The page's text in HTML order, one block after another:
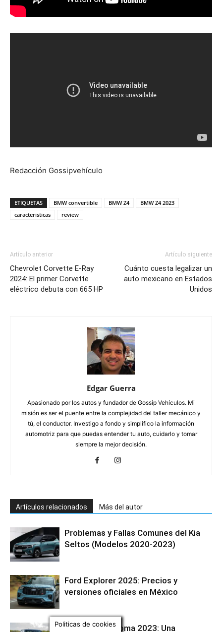
Redacción Gossipvehículo
ETIQUETAS BMW convertible BMW Z4
BMW Z4 2023
caracteristicas
review
Artículo anterior
Chevrolet Corvette E-Ray
2024: El primer Corvette
eléctrico debuta con 665 HP
Artículo siguiente
Cuánto cuesta legalizar un
auto mexicano en Estados
Unidos
Edgar Guerra
Apasionado por los autos y fundador de Gossip Vehículos. Mi
misión es ser el puente entre la complejidad del taller mecánico y
tú, el conductor. Investigo a fondo y simplifico la información
automotriz para que puedas entender tu auto, cuidarlo y tomar
siempre la mejor decisión.
Artículos relacionados Más del autor
Problemas y Fallas Comunes del Kia
Seltos (Modelos 2020-2023)
Ford Explorer 2025: Precios y
versiones oficiales en México
La Toyota Tacoma 2023: Una
Politicas de cookies